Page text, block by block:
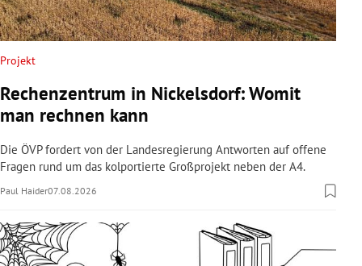
Untermenü
Projekt
Rechenzentrum in Nickelsdorf: Womit
man rechnen kann
Die ÖVP fordert von der Landesregierung Antworten auf offene
Fragen rund um das kolportierte Großprojekt neben der A4.
Paul Haider07.08.2026